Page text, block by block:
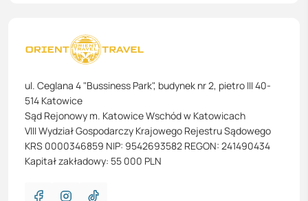
ul. Ceglana 4 "Bussiness Park", budynek nr 2, pietro III 40-
514 Katowice
Sąd Rejonowy m. Katowice Wschód w Katowicach
VIII Wydział Gospodarczy Krajowego Rejestru Sądowego
KRS 0000346859 NIP: 9542693582 REGON: 241490434
Kapitał zakładowy: 55 000 PLN